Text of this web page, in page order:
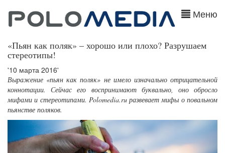
Меню
«Пьян как поляк» – хорошо или плохо? Разрушаем
стереотипы!
'10 марта 2016'
Выражение «пьян как поляк» не имело изначально отрицательной
коннотации. Сейчас его воспринимают буквально, оно обросло
мифами и стереотипами. Polomedia.ru развевает мифы о повальном
пьянстве поляков.